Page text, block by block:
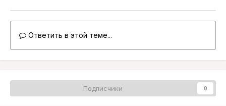
Ответить в этой теме...
Подписчики 0